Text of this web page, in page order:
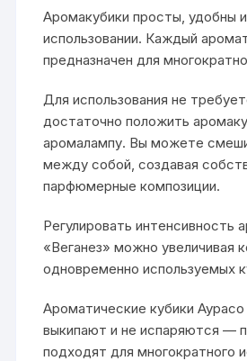
Аромакубики просты, удобны
использовании. Каждый
предназначен для
Для использования не
достаточно положить
аромалампу. Вы можете
между собой, создавая
парфюмерные композиции.
Регулировать интенсивность
«Веганез» можно увеличивая
одновременно используемых
Ароматические кубики Аурасо
выкипают и не испаряются —
подходят для многократного